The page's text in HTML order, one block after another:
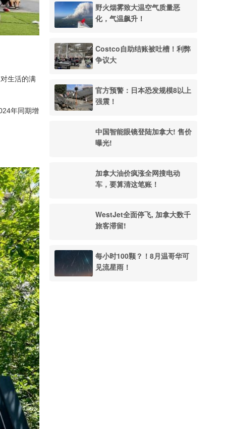
生活的满
年同期增
野火烟雾致大温空气质量恶
化，气温飙升！
Costco自助结账被吐槽！利弊
争议大
官方预警：日本恐发规模8以上
强震！
中国智能眼镜登陆加拿大! 售价
曝光!
加拿大油价疯涨全网搜电动
车，要算清这笔账！
WestJet全面停飞, 加拿大数千
旅客滞留!
每小时100颗？！8月温哥华可
见流星雨！